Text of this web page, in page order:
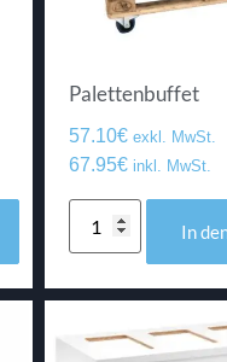
Palettenbuffet
57.10€ exkl. MwSt.
67.95€ inkl. MwSt.
In